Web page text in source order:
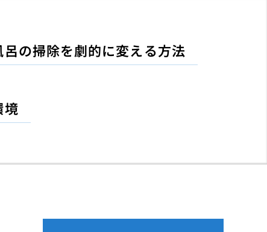
の掃除を劇的に変える方法
境